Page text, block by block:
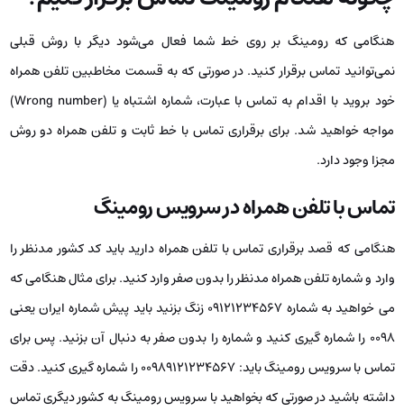
هنگامی که رومینگ بر روی خط شما فعال می‌شود دیگر با روش قبلی
نمی‌توانید تماس برقرار کنید. در صورتی که به قسمت مخاطبین تلفن همراه
خود بروید با اقدام به تماس با عبارت، شماره اشتباه یا (Wrong number)
مواجه خواهید شد. برای برقراری تماس با خط ثابت و تلفن همراه دو روش
مجزا وجود دارد.
تماس با تلفن همراه در سرویس رومینگ
هنگامی که قصد برقراری تماس با تلفن همراه دارید باید کد کشور مدنظر را
وارد و شماره تلفن همراه مدنظر را بدون صفر وارد کنید. برای مثال هنگامی که
می خواهید به شماره ۰۹۱۲۱۲۳۴۵۶۷ زنگ بزنید باید پیش شماره ایران یعنی
۰۰۹۸ را شماره گیری کنید و شماره را بدون صفر به دنبال آن بزنید. پس برای
تماس با سرویس رومینگ باید: ۰۰۹۸۹۱۲۱۲۳۴۵۶۷ را شماره گیری کنید. دقت
داشته باشید در صورتی که بخواهید با سرویس رومینگ به کشور دیگری تماس